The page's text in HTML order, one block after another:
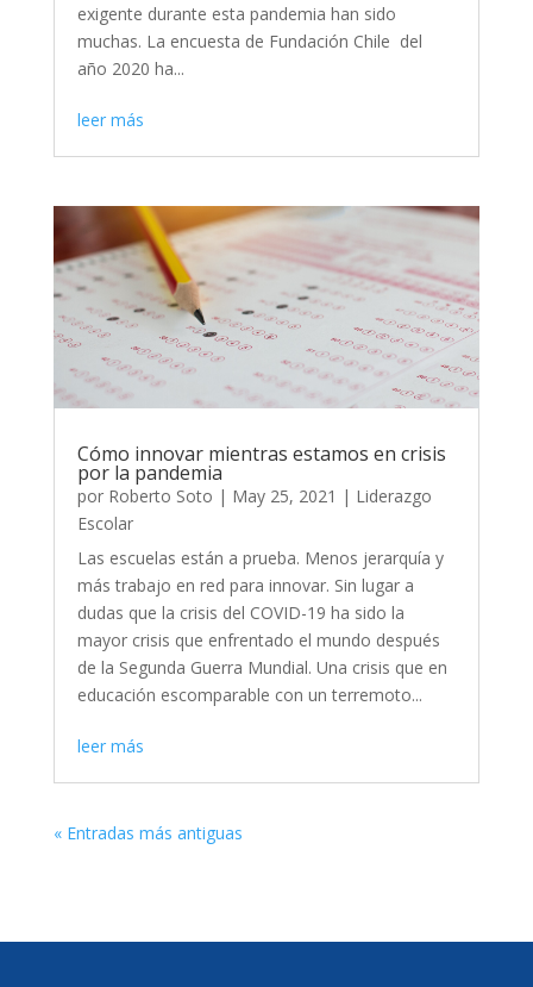
exigente durante esta pandemia han sido
muchas. La encuesta de Fundación Chile del
año 2020 ha...
leer más
Cómo innovar mientras estamos en crisis
por la pandemia
por Roberto Soto | May 25, 2021 | Liderazgo
Escolar
Las escuelas están a prueba. Menos jerarquía y
más trabajo en red para innovar. Sin lugar a
dudas que la crisis del COVID-19 ha sido la
mayor crisis que enfrentado el mundo después
de la Segunda Guerra Mundial. Una crisis que en
educación escomparable con un terremoto...
leer más
« Entradas más antiguas